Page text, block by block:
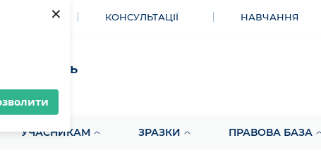
× КОНСУЛЬТАЦІЇ НАВЧАННЯ
УЧАСНИКАМ ЗРАЗКИ ПРАВОВА БАЗА